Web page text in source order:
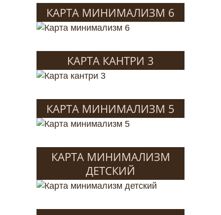
КАРТА МИНИМАЛИЗМ 6
КАРТА КАНТРИ 3
КАРТА МИНИМАЛИЗМ 5
КАРТА МИНИМАЛИЗМ
ДЕТСКИЙ